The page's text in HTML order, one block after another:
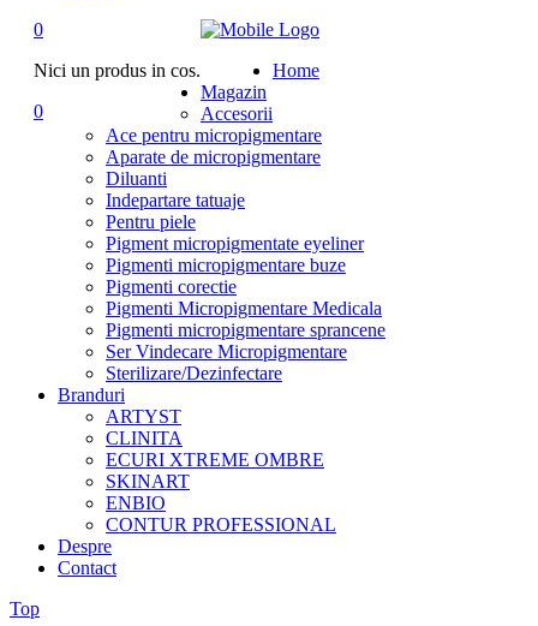
0
Nici un produs in cos.
0
Home
Magazin
Accesorii
Ace pentru micropigmentare
Aparate de micropigmentare
Diluanti
Indepartare tatuaje
Pentru piele
Pigment micropigmentate eyeliner
Pigmenti micropigmentare buze
Pigmenti corectie
Pigmenti Micropigmentare Medicala
Pigmenti micropigmentare sprancene
Ser Vindecare Micropigmentare
Sterilizare/Dezinfectare
Branduri
ARTYST
CLINITA
ECURI XTREME OMBRE
SKINART
ENBIO
CONTUR PROFESSIONAL
Despre
Contact
Top